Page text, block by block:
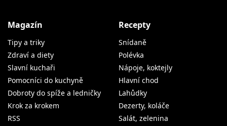
Magazín
Tipy a triky
Zdraví a diety
Slavní kuchaři
Pomocníci do kuchyně
Dobroty do spíže a ledničky
Krok za krokem
RSS
Recepty
Snídaně
Polévka
Nápoje, koktejly
Hlavní chod
Lahůdky
Dezerty, koláče
Salát, zelenina